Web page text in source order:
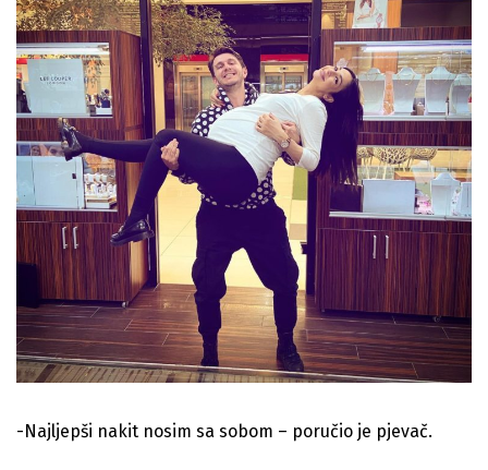
-Najljepši nakit nosim sa sobom – poručio je pjevač.